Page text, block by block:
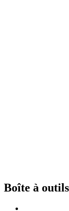
Boîte à outils